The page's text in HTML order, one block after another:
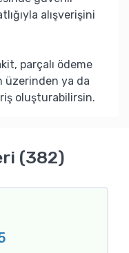
alışverişini
parçalı ödeme
üzerinden ya da
oluşturabilirsin.
(382)